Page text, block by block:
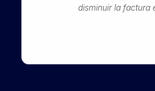
disminuir la factura